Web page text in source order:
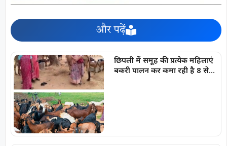
और पढ़ें
छिपली में समूह की प्रत्येक महिलाएं
बकरी पालन कर कमा रही है 8 से